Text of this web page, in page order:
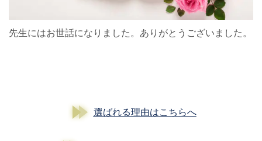
先生にはお世話になりました。ありがとうございました。
選ばれる理由はこちらへ